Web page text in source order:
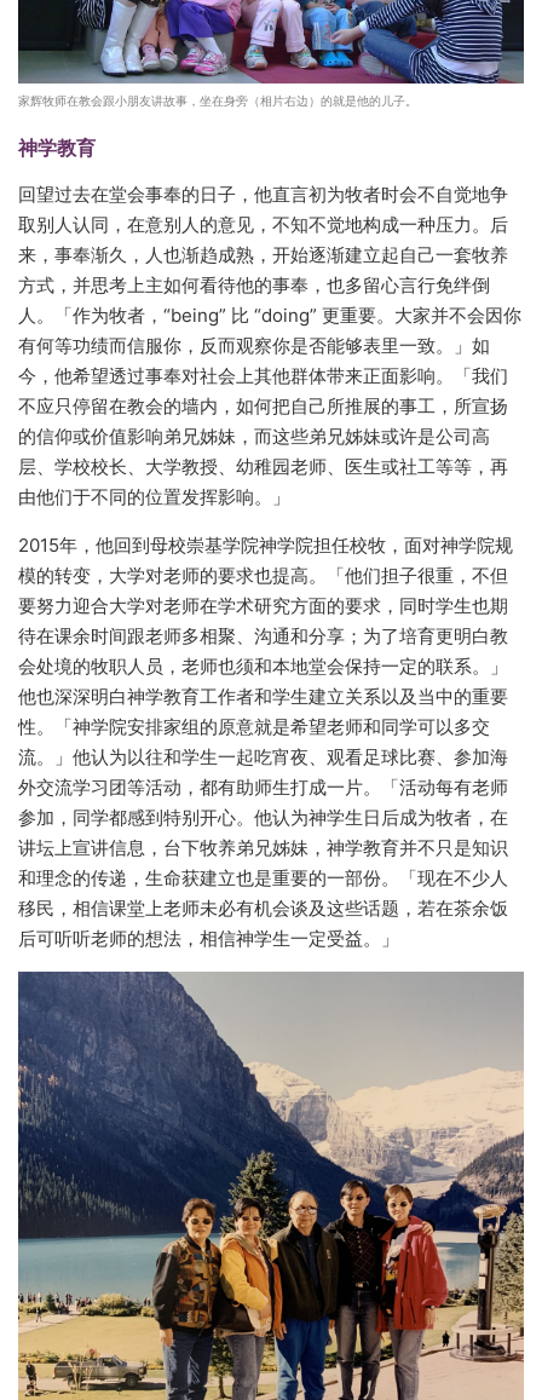
家辉牧师在教会跟小朋友讲故事，坐在身旁（相片右边）的就是他的儿子。
神学教育
回望过去在堂会事奉的日子，他直言初为牧者时会不自觉地争
取别人认同，在意别人的意见，不知不觉地构成一种压力。后
来，事奉渐久，人也渐趋成熟，开始逐渐建立起自己一套牧养
方式，并思考上主如何看待他的事奉，也多留心言行免绊倒
人。「作为牧者，“being” 比 “doing” 更重要。大家并不会因你
有何等功绩而信服你，反而观察你是否能够表里一致。」如
今，他希望透过事奉对社会上其他群体带来正面影响。「我们
不应只停留在教会的墙内，如何把自己所推展的事工，所宣扬
的信仰或价值影响弟兄姊妹，而这些弟兄姊妹或许是公司高
层、学校校长、大学教授、幼稚园老师、医生或社工等等，再
由他们于不同的位置发挥影响。」
2015年，他回到母校崇基学院神学院担任校牧，面对神学院规
模的转变，大学对老师的要求也提高。「他们担子很重，不但
要努力迎合大学对老师在学术研究方面的要求，同时学生也期
待在课余时间跟老师多相聚、沟通和分享；为了培育更明白教
会处境的牧职人员，老师也须和本地堂会保持一定的联系。」
他也深深明白神学教育工作者和学生建立关系以及当中的重要
性。「神学院安排家组的原意就是希望老师和同学可以多交
流。」他认为以往和学生一起吃宵夜、观看足球比赛、参加海
外交流学习团等活动，都有助师生打成一片。「活动每有老师
参加，同学都感到特别开心。他认为神学生日后成为牧者，在
讲坛上宣讲信息，台下牧养弟兄姊妹，神学教育并不只是知识
和理念的传递，生命获建立也是重要的一部份。「现在不少人
移民，相信课堂上老师未必有机会谈及这些话题，若在茶余饭
后可听听老师的想法，相信神学生一定受益。」